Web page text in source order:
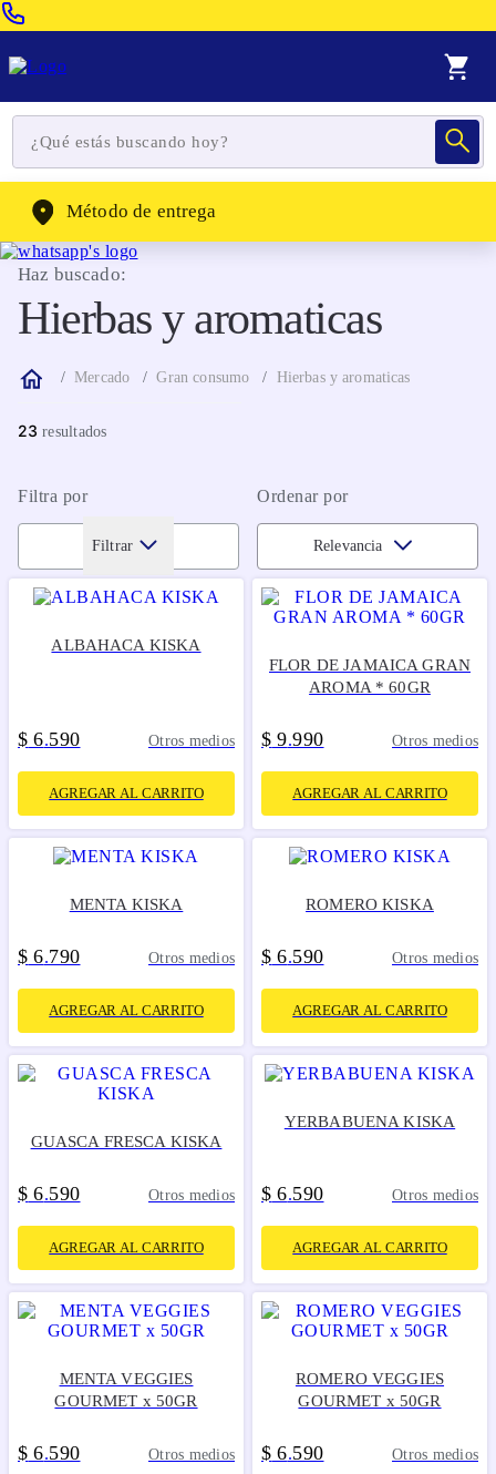
WhatsApp: (302) 262-4104
Método de entrega
Haz buscado:
Hierbas y aromaticas
Mercado Gran consumo Hierbas y aromaticas
23
Filtra por Ordenar por
Filtrar Relevancia
ALBAHACA KISKA
$ 6.590 Otros medios
AGREGAR AL CARRITO
FLOR DE JAMAICA GRAN
AROMA * 60GR
$ 9.990 Otros medios
AGREGAR AL CARRITO
MENTA KISKA
$ 6.790 Otros medios
AGREGAR AL CARRITO
ROMERO KISKA
$ 6.590 Otros medios
AGREGAR AL CARRITO
GUASCA FRESCA KISKA
$ 6.590 Otros medios
AGREGAR AL CARRITO
YERBABUENA KISKA
$ 6.590 Otros medios
AGREGAR AL CARRITO
MENTA VEGGIES
GOURMET x 50GR
$ 6.590 Otros medios
ROMERO VEGGIES
GOURMET x 50GR
$ 6.590 Otros medios